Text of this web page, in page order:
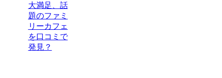
大満足、話
題のファミ
リーカフェ
を口コミで
発見？